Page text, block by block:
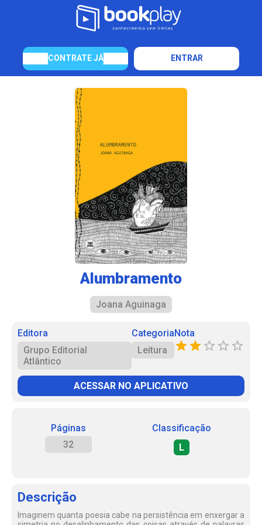
CONTRATE JÁ ENTRAR
Alumbramento
Joana Aguinaga
Editora
Grupo Editorial
Atlântico
Categoria
Leitura
Nota
ACESSAR NO APLICATIVO
Páginas
32
Classificação
L
Descrição
Imaginem quanta poesia cabe na persistência em enxergar a